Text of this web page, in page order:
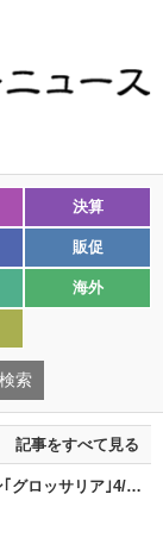
決算
販促
海外
記事をすべて見る
トライアルnews｜福岡県宮若市に農園レストラン｢グロッサリア｣4/20開設